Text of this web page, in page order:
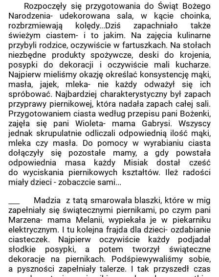
Rozpoczęły się przygotowania do Świąt Bożego
Narodzenia- udekorowana sala, w kącie choinka,
rozbrzmiewają kolędy...Dziś zapachniało także
świeżym ciastem- i to jakim. Na zajęcia kulinarne
przybyli rodzice, oczywiście w fartuszkach. Na stołach
niezbędne produkty spożywcze, deski do krojenia,
posypki do dekoracji i oczywiście mali kucharze.
Najpierw mieliśmy okazję określać konsystencję mąki,
masła, jajek, mleka- nie każdy odważył się ich
spróbować. Najbardziej charakterystyczny był zapach
przyprawy piernikowej, która nadała zapach całej sali.
Przygotowaniem ciasta według przepisu pani Bożenki,
zajęła się pani Wioleta- mama Gabrysi. Wszyscy
jednak skrupulatnie odliczali odpowiednią ilość mąki,
mleka czy masła. Do pomocy w wyrabianiu ciasta
dołączyły się pozostałe mamy, a gdy powstała
odpowiednia masa każdy Misiak dostał cześć
do wyciskania piernikowych kształtów. Ileż radości
miały dzieci - zobaczcie sami...
Madzia z tatą smarowała blaszki, które w mig
zapełniały się świątecznymi piernikami, po czym pani
Marzena- mama Melanii, wypiekała je w piekarniku
elektrycznym. I tu kolejna frajda dla dzieci- ozdabianie
ciasteczek. Najpierw oczywiście każdy podjadał
słodkie posypki, a potem tworzył świąteczne
dekoracje na piernikach. Podśpiewywaliśmy sobie,
a pyszności zapełniały talerze. I tak przyszedł czas